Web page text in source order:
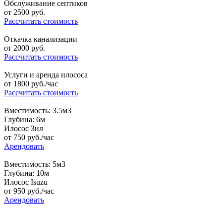
Обслуживание септиков
от 2500 руб.
Рассчитать стоимость
Откачка канализации
от 2000 руб.
Рассчитать стоимость
Услуги и аренда илососа
от 1800 руб./час
Рассчитать стоимость
Вместимость: 3.5м3
Глубина: 6м
Илосос Зил
от 750 руб./час
Арендовать
Вместимость: 5м3
Глубина: 10м
Илосос Isuzu
от 950 руб./час
Арендовать